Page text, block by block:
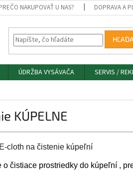
NAKUPOVAŤ U NAS? DOPRAVA A
ÚDRŽBA VYSÁVAČA
SERVIS /
KÚPELNE
cloth na čistenie kúpeľní
o čistiace prostriedky do kúpeľní ,